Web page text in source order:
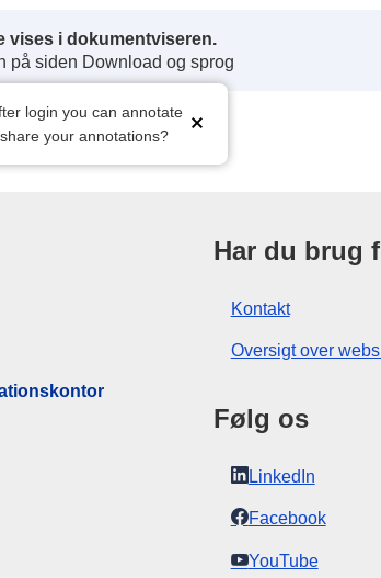
vises i dokumentviseren.
på siden Download og sprog
login you can annotate
your annotations?
Publikationskontor
Har du brug
Kontakt
Oversigt over
Følg os
LinkedIn
Facebook
YouTube